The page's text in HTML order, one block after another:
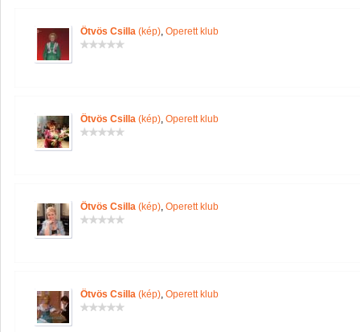
Ötvös Csilla (kép), Operett klub
Ötvös Csilla (kép), Operett klub
Ötvös Csilla (kép), Operett klub
Ötvös Csilla (kép), Operett klub